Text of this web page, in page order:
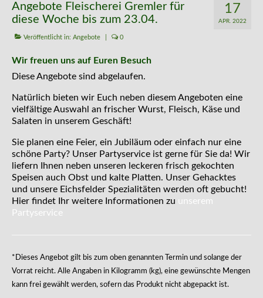
17
APR. 2022
Angebote Fleischerei Gremler für
diese Woche bis zum 23.04.
Veröffentlicht in: Angebote 0
Wir freuen uns auf Euren Besuch
Diese Angebote sind abgelaufen.
Natürlich bieten wir Euch neben diesem Angeboten eine
vielfältige Auswahl an frischer Wurst, Fleisch, Käse und
Salaten in unserem Geschäft!
Sie planen eine Feier, ein Jubiläum oder einfach nur eine
schöne Party? Unser Partyservice ist gerne für Sie da! Wir
liefern Ihnen neben unseren leckeren frisch gekochten
Speisen auch Obst und kalte Platten. Unser Gehacktes
und unsere Eichsfelder Spezialitäten werden oft gebucht!
Hier findet Ihr weitere Informationen zu unserem
Partyservice
*Dieses Angebot gilt bis zum oben genannten Termin und solange der
Vorrat reicht. Alle Angaben in Kilogramm (kg), eine gewünschte Mengen
kann frei gewählt werden, sofern das Produkt nicht abgepackt ist.